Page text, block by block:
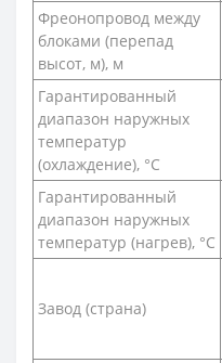
Фреонопровод между
блоками (перепад
высот, м), м
Гарантированный
диапазон наружных
температур
(охлаждение), °С
Гарантированный
диапазон наружных
температур (нагрев), °С
Завод (страна)